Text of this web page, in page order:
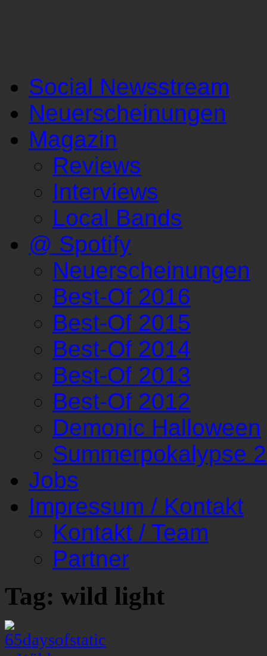
Social Newsstream
Neuerscheinungen
Magazin
Reviews
Interviews
Local Bands
@ Spotify
Neuerscheinungen
Best-Of 2016
Best-Of 2015
Best-Of 2014
Best-Of 2013
Best-Of 2012
Demonic Halloween
Summerpokalypse
Jobs
Impressum / Kontakt
Kontakt / Team
Partner
Tag: wild light